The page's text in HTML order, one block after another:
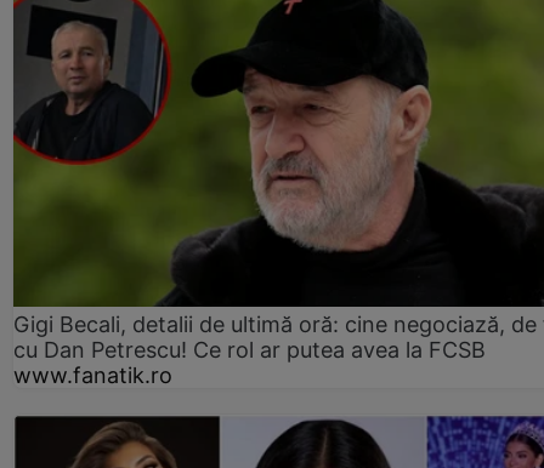
Gigi Becali, detalii de ultimă oră: cine negociază,
cu Dan Petrescu! Ce rol ar putea avea la FCSB
www.fanatik.ro